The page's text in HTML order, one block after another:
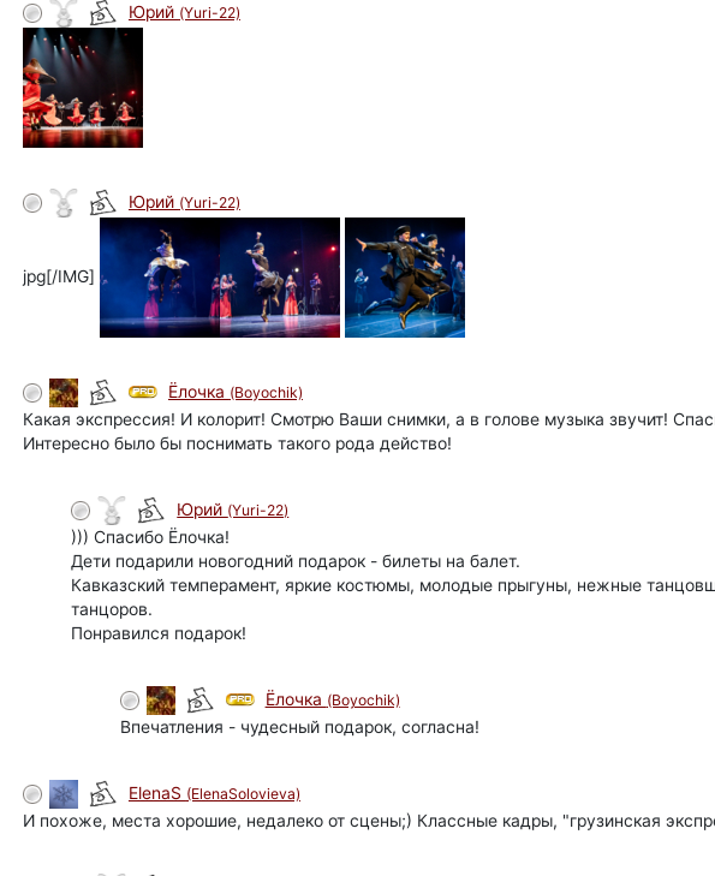
Юрий (Yuri-22)
Юрий (Yuri-22)
jpg[/IMG]
Ёлочка (Boyochik)
Какая экспрессия! И колорит! Смотрю Ваши снимки, а в голове музыка звучит!
Интересно было бы поснимать такого рода действо!
Юрий (Yuri-22)
))) Спасибо Ёлочка!
Дети подарили новогодний подарок - билеты на балет.
Кавказский темперамент, яркие костюмы, молодые прыгуны, нежные
танцоров.
Понравился подарок!
Ёлочка (Boyochik)
Впечатления - чудесный подарок, согласна!
ElenaS (ElenaSolovieva)
И похоже, места хорошие, недалеко от сцены;) Классные кадры, "грузинская